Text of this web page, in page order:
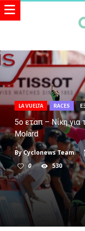
LA VUELTA RACES
5ο εταπ – Νίκη για
Molard
ByCyclonews Team
0
530